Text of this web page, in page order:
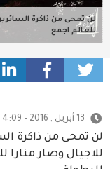
لن تمحى من ذاكرة
للعالم اجمع
13 أبريل , 2016 - 4:09 ص
لن تمحى من ذاكرة
للاجيال وصار منارا